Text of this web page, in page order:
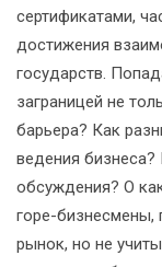
сертификатами,
достижения
государств.
заграницей не
барьера? Как
ведения
обсуждения? О
горе-
рынок, но не